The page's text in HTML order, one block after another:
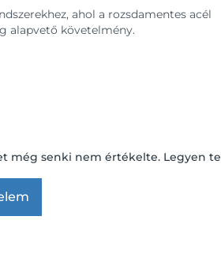
ahol a rozsdamentes acél
alapvető követelmény.
még senki nem értékelte. Legyen te